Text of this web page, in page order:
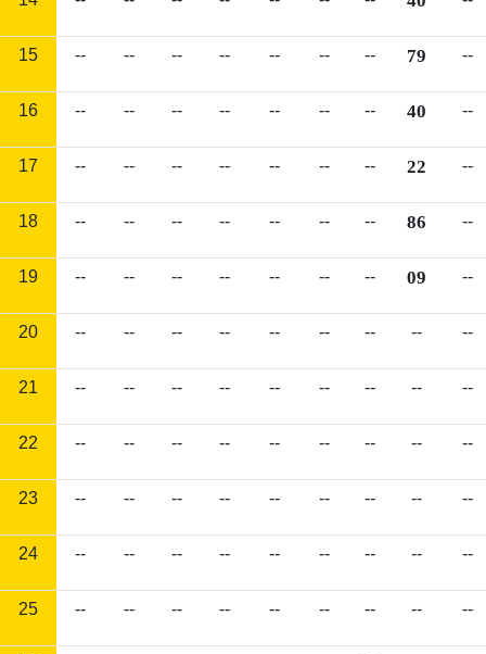
15 -- -- -- -- -- -- -- 79 --
16 -- -- -- -- -- -- -- 40 --
17 -- -- -- -- -- -- -- 22 --
18 -- -- -- -- -- -- -- 86 --
19 -- -- -- -- -- -- -- 09 --
20 -- -- -- -- -- -- -- -- --
21 -- -- -- -- -- -- -- -- --
22 -- -- -- -- -- -- -- -- --
23 -- -- -- -- -- -- -- -- --
24 -- -- -- -- -- -- -- -- --
25 -- -- -- -- -- -- -- -- --